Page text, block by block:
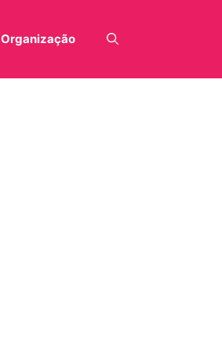
Organização